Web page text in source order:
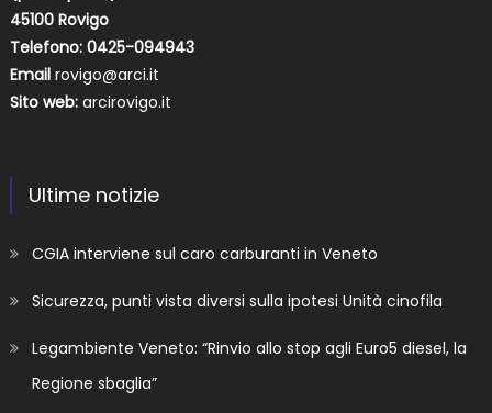
45100 Rovigo
Telefono: 0425-094943
Email rovigo@arci.it
Sito web: arcirovigo.it
Ultime notizie
CGIA interviene sul caro carburanti in Veneto
Sicurezza, punti vista diversi sulla ipotesi Unità cinofila
Legambiente Veneto: “Rinvio allo stop agli Euro5 diesel, la
Regione sbaglia”